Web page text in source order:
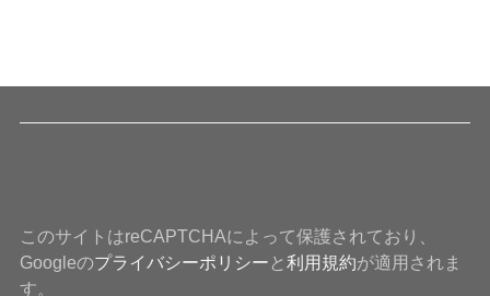
このサイトはreCAPTCHAによって保護されており、
Googleのプライバシーポリシー と 利用規約が適用されま
す。